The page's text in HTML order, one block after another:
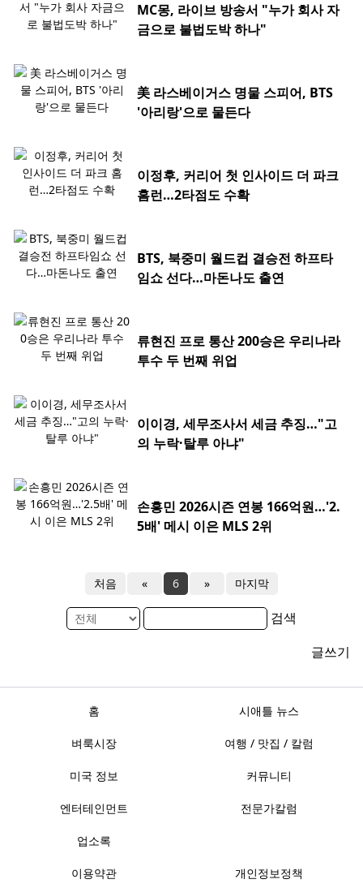
MC몽, 라이브 방송서 "누가 회사 자
금으로 불법도박 하나"
美 라스베이거스 명물 스피어, BTS
'아리랑'으로 물든다
이정후, 커리어 첫 인사이드 더 파크
홈런…2타점도 수확
BTS, 북중미 월드컵 결승전 하프타
임쇼 선다…마돈나도 출연
류현진 프로 통산 200승은 우리나라
투수 두 번째 위업
이이경, 세무조사서 세금 추징…"고
의 누락·탈루 아냐"
손흥민 2026시즌 연봉 166억원…'2.
5배' 메시 이은 MLS 2위
처음 « 6 » 마지막
검색
글쓰기
홈 시애틀 뉴스
벼룩시장 여행 / 맛집 / 칼럼
미국 정보 커뮤니티
엔터테인먼트 전문가칼럼
업소록
이용약관 개인정보정책